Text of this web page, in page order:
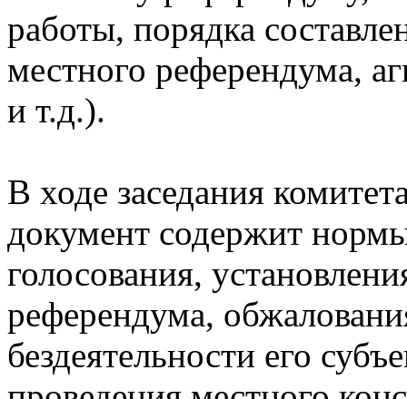
работы, порядка
местного референдума,
и т.д.).
В ходе заседания
документ содержит
голосования,
референдума,
бездеятельности его